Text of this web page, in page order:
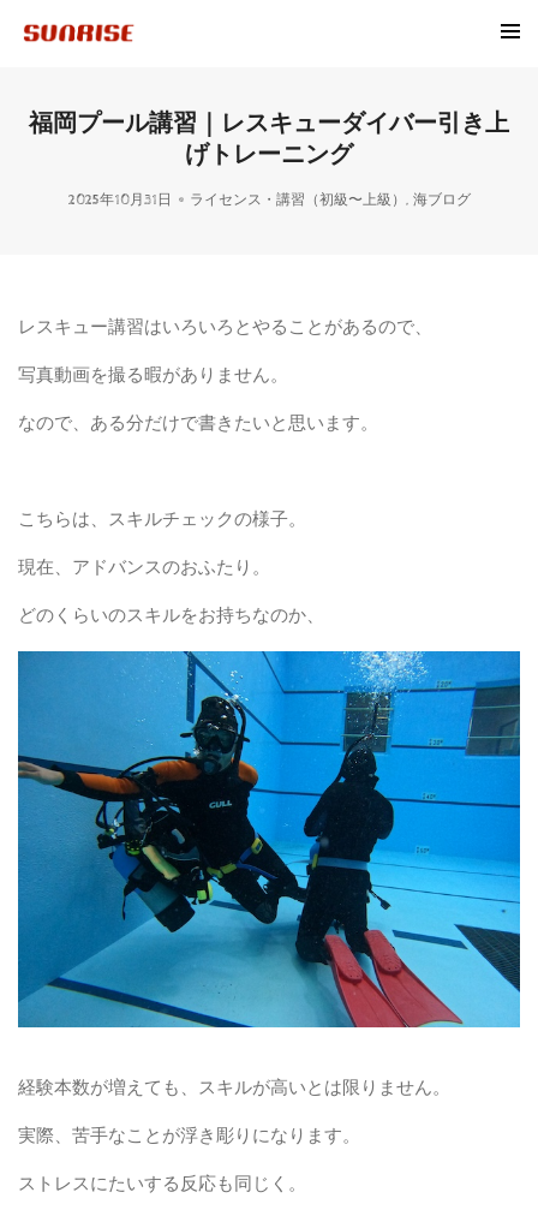
福岡プール講習｜レスキューダイバー引き上
げトレーニング
2025年10月31日 ライセンス・講習（初級〜上級） , 海ブログ
レスキュー講習はいろいろとやることがあるので、
写真動画を撮る暇がありません。
なので、ある分だけで書きたいと思います。
こちらは、スキルチェックの様子。
現在、アドバンスのおふたり。
どのくらいのスキルをお持ちなのか、
経験本数が増えても、スキルが高いとは限りません。
実際、苦手なことが浮き彫りになります。
ストレスにたいする反応も同じく。